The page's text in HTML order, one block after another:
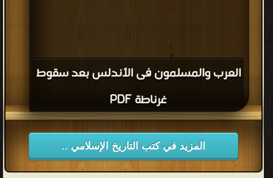
العرب والمسلمون فى الأندلس بعد سقوط
غرناطة PDF
المزيد في كتب التاريخ الإسلامي ..